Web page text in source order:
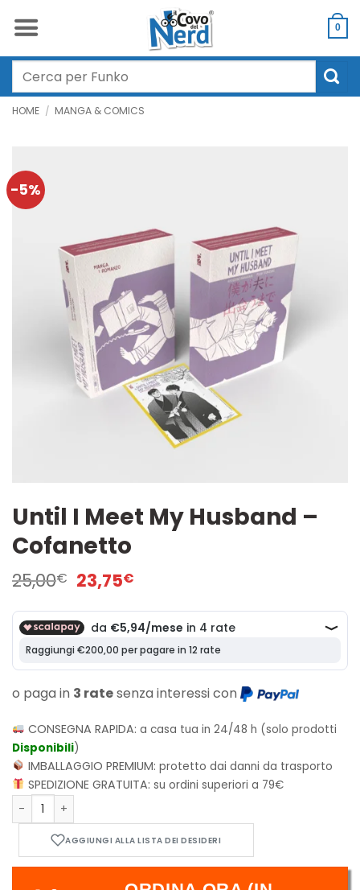
0
Cerca:
HOME / MANGA & COMICS
-5%
Until I Meet My Husband –
Cofanetto
25,00€ Il
prezzo
originale
era:
25,00€.
23,75€
attuale
è:
23,75€.
o paga in 3 ratesenza interessi con
CONSEGNA RAPIDA:a casa tua in 24/48 h (solo prodotti
Disponibili)
IMBALLAGGIO PREMIUM:protetto dai danni da trasporto
SPEDIZIONE GRATUITA:su ordini superiori a 79€
Until I Meet My Husband - Cofanetto quantità